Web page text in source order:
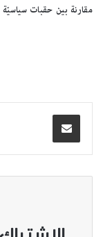
مقارنة بين حقبات سياسيّة